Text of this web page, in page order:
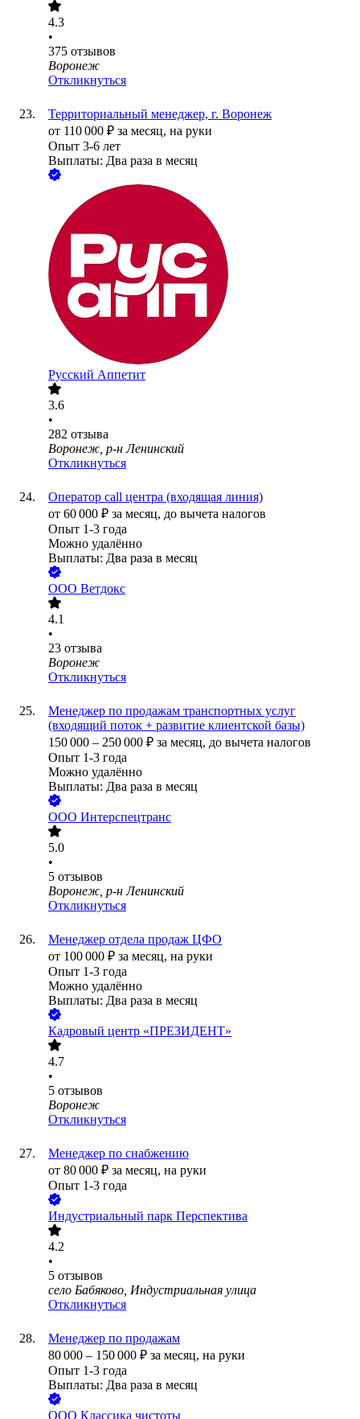
4.3
•
375 отзывов
Воронеж
Откликнуться
Территориальный менеджер, г. Воронеж
от 110 000 ₽ за месяц, на руки
Опыт 3-6 лет
Выплаты: Два раза в месяц
Русский Аппетит
3.6
•
282 отзыва
Воронеж, р-н Ленинский
Откликнуться
Оператор call центра (входящая линия)
от 60 000 ₽ за месяц, до вычета налогов
Опыт 1-3 года
Можно удалённо
Выплаты: Два раза в месяц
ООО Ветдокс
4.1
•
23 отзыва
Воронеж
Откликнуться
Менеджер по продажам транспортных услуг
(входящий поток + развитие клиентской базы)
150 000 – 250 000 ₽ за месяц, до вычета налогов
Опыт 1-3 года
Можно удалённо
Выплаты: Два раза в месяц
ООО Интерспецтранс
5.0
•
5 отзывов
Воронеж, р-н Ленинский
Откликнуться
Менеджер отдела продаж ЦФО
от 100 000 ₽ за месяц, на руки
Опыт 1-3 года
Можно удалённо
Выплаты: Два раза в месяц
Кадровый центр «ПРЕЗИДЕНТ»
4.7
•
5 отзывов
Воронеж
Откликнуться
Менеджер по снабжению
от 80 000 ₽ за месяц, на руки
Опыт 1-3 года
Индустриальный парк Перспектива
4.2
•
5 отзывов
село Бабяково, Индустриальная улица
Откликнуться
Менеджер по продажам
80 000 – 150 000 ₽ за месяц, на руки
Опыт 1-3 года
Выплаты: Два раза в месяц
ООО Классика чистоты